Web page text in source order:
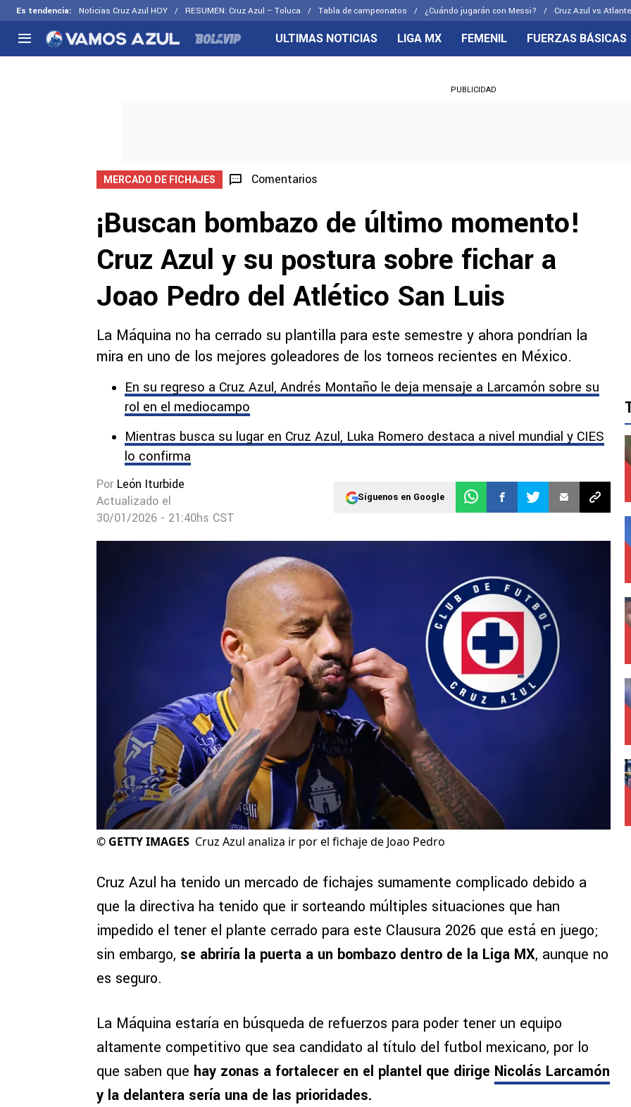
Es tendencia: Noticias Cruz Azul HOY RESUMEN: Cruz Azul – Toluca Tabla de campeonatos ¿Cuándo jugarán con Messi? Cruz Azul vs
Selección Mexicana
CELESTES
ULTIMAS NOTICIAS LIGA MX FEMENIL FUERZAS BÁSICAS
PUBLICIDAD
MERCADO DE FICHAJES Comentarios
¡Buscan bombazo de último momento!
Cruz Azul y su postura sobre fichar a
Joao Pedro del Atlético San Luis
La Máquina no ha cerrado su plantilla para este semestre y ahora pondrían la
mira en uno de los mejores goleadores de los torneos recientes en México.
En su regreso a Cruz Azul, Andrés Montaño le deja mensaje a Larcamón sobre su
rol en el mediocampo
Mientras busca su lugar en Cruz Azul, Luka Romero destaca a nivel mundial y CIES
lo confirma
Por León Iturbide
Actualizado el
30/01/2026 - 21:40hs CST
Síguenos en Google
© GETTY IMAGES Cruz Azul analiza ir por el fichaje de Joao Pedro
Cruz Azul ha tenido un mercado de fichajes sumamente complicado debido a
que la directiva ha tenido que ir sorteando múltiples situaciones que han
impedido el tener el plante cerrado para este Clausura 2026 que está en juego;
sin embargo, se abriría la puerta a un bombazo dentro de la Liga MX, aunque no
es seguro.
La Máquina estaría en búsqueda de refuerzos para poder tener un equipo
altamente competitivo que sea candidato al título del futbol mexicano, por lo
que saben que hay zonas a fortalecer en el plantel que dirige Nicolás Larcamón
y la delantera sería una de las prioridades.